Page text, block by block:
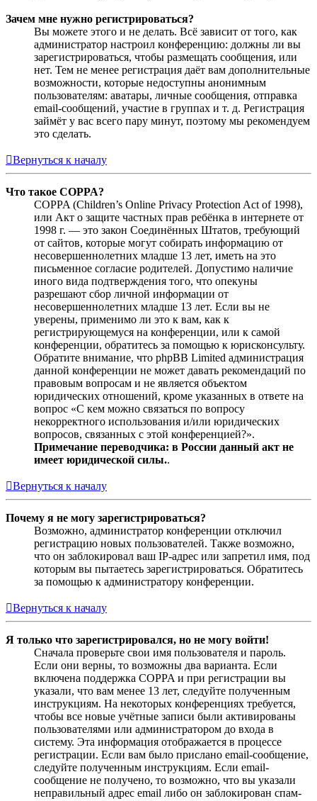
Зачем мне нужно регистрироваться?
Вы можете этого и не делать. Всё зависит от того, как
администратор настроил конференцию: должны ли вы
зарегистрироваться, чтобы размещать сообщения, или
нет. Тем не менее регистрация даёт вам дополнительные
возможности, которые недоступны анонимным
пользователям: аватары, личные сообщения, отправка
email-сообщений, участие в группах и т. д. Регистрация
займёт у вас всего пару минут, поэтому мы рекомендуем
это сделать.
Вернуться к началу
Что такое COPPA?
COPPA (Children’s Online Privacy Protection Act of 1998),
или Акт о защите частных прав ребёнка в интернете от
1998 г. — это закон Соединённых Штатов, требующий
от сайтов, которые могут собирать информацию от
несовершеннолетних младше 13 лет, иметь на это
письменное согласие родителей. Допустимо наличие
иного вида подтверждения того, что опекуны
разрешают сбор личной информации от
несовершеннолетних младше 13 лет. Если вы не
уверены, применимо ли это к вам, как к
регистрирующемуся на конференции, или к самой
конференции, обратитесь за помощью к юрисконсульту.
Обратите внимание, что phpBB Limited администрация
данной конференции не может давать рекомендаций по
правовым вопросам и не является объектом
юридических отношений, кроме указанных в ответе на
вопрос «С кем можно связаться по вопросу
некорректного использования и/или юридических
вопросов, связанных с этой конференцией?».
Примечание переводчика: в России данный акт не
имеет юридической силы..
Вернуться к началу
Почему я не могу зарегистрироваться?
Возможно, администратор конференции отключил
регистрацию новых пользователей. Также возможно,
что он заблокировал ваш IP-адрес или запретил имя, под
которым вы пытаетесь зарегистрироваться. Обратитесь
за помощью к администратору конференции.
Вернуться к началу
Я только что зарегистрировался, но не могу войти!
Сначала проверьте свои имя пользователя и пароль.
Если они верны, то возможны два варианта. Если
включена поддержка COPPA и при регистрации вы
указали, что вам менее 13 лет, следуйте полученным
инструкциям. На некоторых конференциях требуется,
чтобы все новые учётные записи были активированы
пользователями или администратором до входа в
систему. Эта информация отображается в процессе
регистрации. Если вам было прислано email-сообщение,
следуйте полученным инструкциям. Если email-
сообщение не получено, то возможно, что вы указали
неправильный адрес email либо он заблокирован спам-